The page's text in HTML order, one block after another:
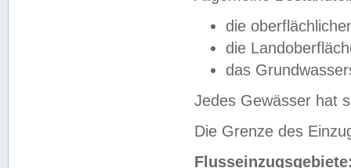
die
die
das
Jedes Gewässer hat
Die Grenze des